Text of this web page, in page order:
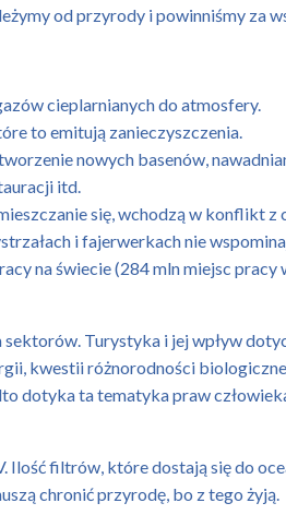
od przyrody i powinniśmy za
cieplarnianych do atmosfery.
to emitują zanieczyszczenia.
nowych basenów,
itd.
się, wchodzą w konflikt z
i fajerwerkach nie
na świecie (284 mln miejsc
Turystyka i jej wpływ
kwestii różnorodności
ta tematyka praw
filtrów, które dostają się do
chronić przyrodę, bo z tego żyją.